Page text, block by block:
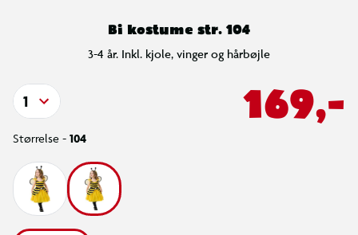
Bi kostume str. 104
3-4 år. Inkl. kjole, vinger og hårbøjle
Størrelse - 104
169,-
1